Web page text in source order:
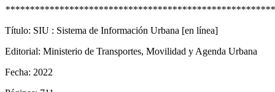
Título: SIU : Sistema de Información Urbana [en línea]
Editorial: Ministerio de Transportes, Movilidad y Agenda Urbana
Fecha: 2022